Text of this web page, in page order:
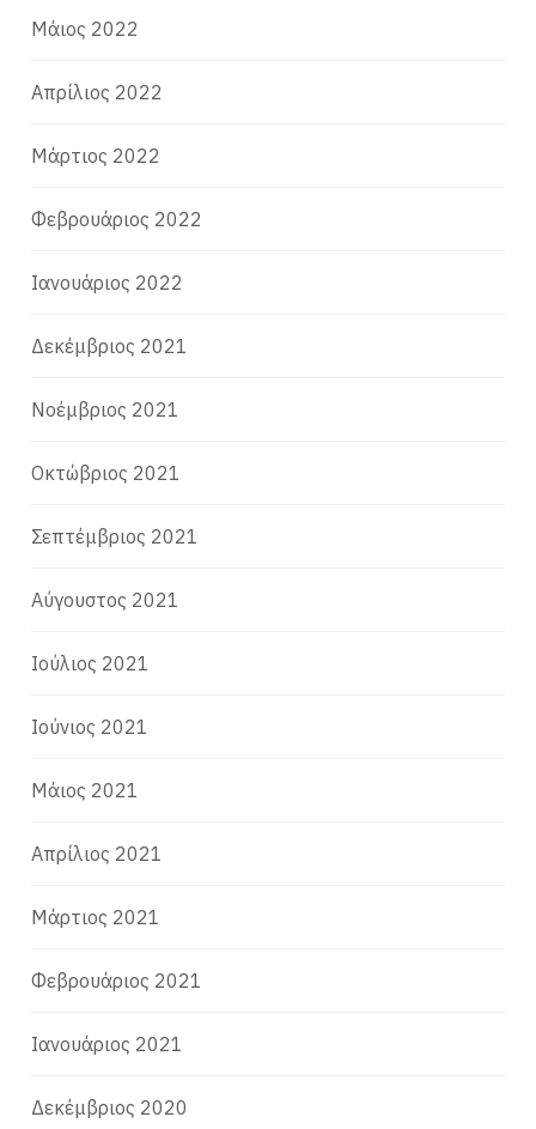
Μάιος 2022
Απρίλιος 2022
Μάρτιος 2022
Φεβρουάριος 2022
Ιανουάριος 2022
Δεκέμβριος 2021
Νοέμβριος 2021
Οκτώβριος 2021
Σεπτέμβριος 2021
Αύγουστος 2021
Ιούλιος 2021
Ιούνιος 2021
Μάιος 2021
Απρίλιος 2021
Μάρτιος 2021
Φεβρουάριος 2021
Ιανουάριος 2021
Δεκέμβριος 2020